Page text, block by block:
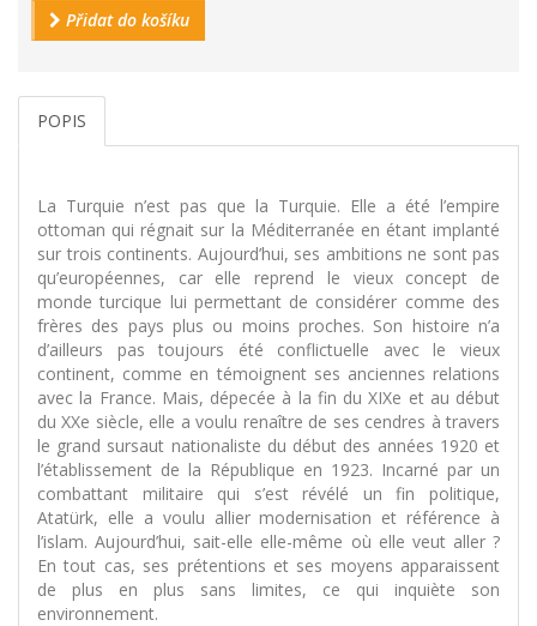
Přidat do košíku
POPIS
La Turquie n’est pas que la Turquie. Elle a été l’empire
ottoman qui régnait sur la Méditerranée en étant implanté
sur trois continents. Aujourd’hui, ses ambitions ne sont pas
qu’européennes, car elle reprend le vieux concept de
monde turcique lui permettant de considérer comme des
frères des pays plus ou moins proches. Son histoire n’a
d’ailleurs pas toujours été conflictuelle avec le vieux
continent, comme en témoignent ses anciennes relations
avec la France. Mais, dépecée à la fin du XIXe et au début
du XXe siècle, elle a voulu renaître de ses cendres à travers
le grand sursaut nationaliste du début des années 1920 et
l’établissement de la République en 1923. Incarné par un
combattant militaire qui s’est révélé un fin politique,
Atatürk, elle a voulu allier modernisation et référence à
l’islam. Aujourd’hui, sait-elle elle-même où elle veut aller ?
En tout cas, ses prétentions et ses moyens apparaissent
de plus en plus sans limites, ce qui inquiète son
environnement.